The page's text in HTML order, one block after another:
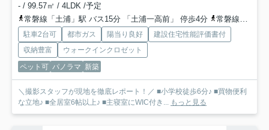
- / 99.57㎡ / 4LDK /予定
常磐線「土浦」駅 バス15分 「土浦一高前」 停歩4分
常磐線「神立」駅 徒歩74分車15分 5.9km
駐車2台可 都市ガス 陽当り良好
建設住宅性能評価書付
収納豊富
ウォークインクロゼット
ペット可 パノラマ 新築
＼撮影スタッフが現地を徹底レポート！／ ■小学校徒歩6分♪ ■買物便利
な立地♪ ■全居室6帖以上♪ ■主寝室にWIC付き... もっと見る